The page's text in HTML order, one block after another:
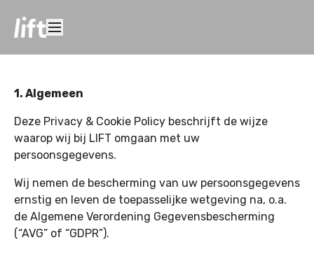
1. Algemeen
Deze Privacy & Cookie Policy beschrijft de wijze
waarop wij bij LIFT omgaan met uw
persoonsgegevens.
Wij nemen de bescherming van uw persoonsgegevens
ernstig en leven de toepasselijke wetgeving na, o.a.
de Algemene Verordening Gegevensbescherming
(“AVG” of “GDPR”).